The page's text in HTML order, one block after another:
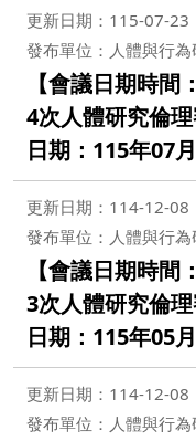
更新日期：115-07-23
發布單位：人體與行
【會議日期時
4次人體研究倫
日期：115年07
更新日期：114-12-08
發布單位：人體與行
【會議日期時
3次人體研究倫
日期：115年05
更新日期：114-12-08
發布單位：人體與行